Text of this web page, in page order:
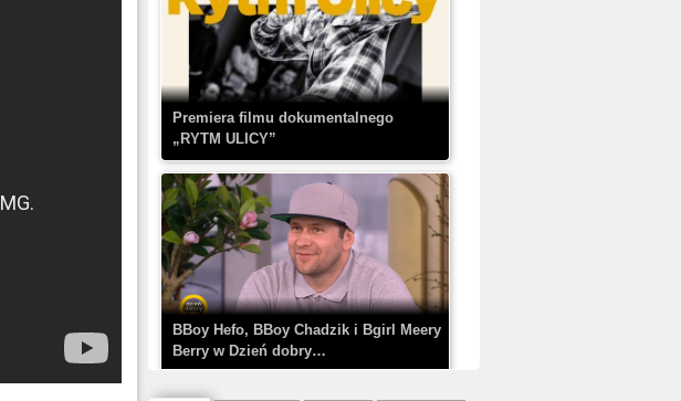
Premiera filmu dokumentalnego
„RYTM ULICY”
BBoy Hefo, BBoy Chadzik i Bgirl Meery
Berry w Dzień dobry…